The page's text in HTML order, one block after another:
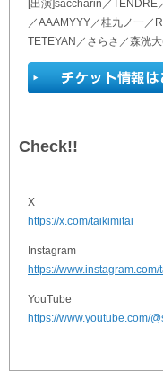
[出演]saccharin／TENDRE
／AAAMYYY／桂九ノ一／
TETEYAN／さらさ／森洸
Check!!
X
https://x.com/taikimitai
Instagram
https://
YouTube
https://www.youtube.com/